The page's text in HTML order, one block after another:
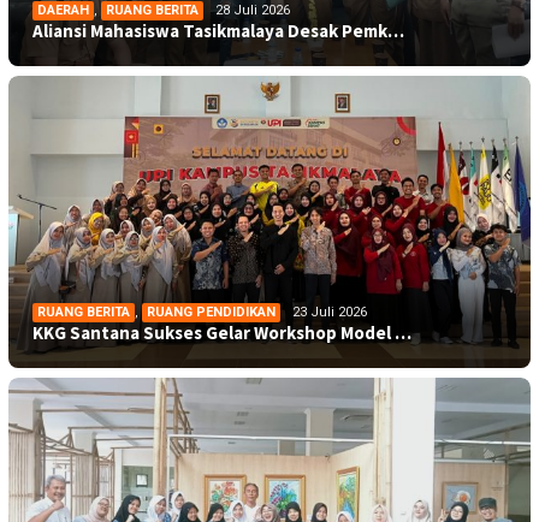
DAERAH , RUANG BERITA 28 Juli 2026
Aliansi Mahasiswa Tasikmalaya Desak Pemk…
RUANG BERITA , RUANG PENDIDIKAN 23 Juli 2026
KKG Santana Sukses Gelar Workshop Model …